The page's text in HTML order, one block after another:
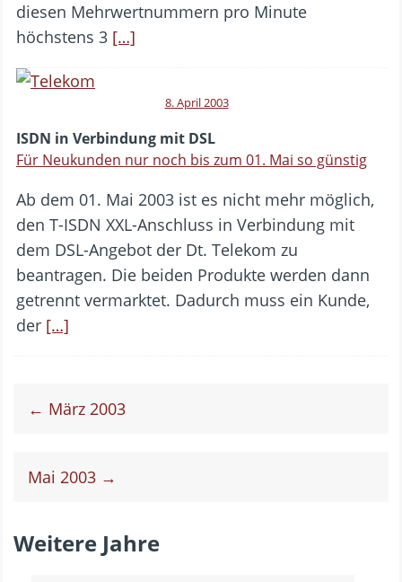
diesen Mehrwertnummern pro Minute
höchstens 3 […]
8. April 2003
ISDN in Verbindung mit DSL
Für Neukunden nur noch bis zum 01. Mai so günstig
Ab dem 01. Mai 2003 ist es nicht mehr möglich,
den T-ISDN XXL-Anschluss in Verbindung mit
dem DSL-Angebot der Dt. Telekom zu
beantragen. Die beiden Produkte werden dann
getrennt vermarktet. Dadurch muss ein Kunde,
der […]
← März 2003
Mai 2003 →
Weitere Jahre